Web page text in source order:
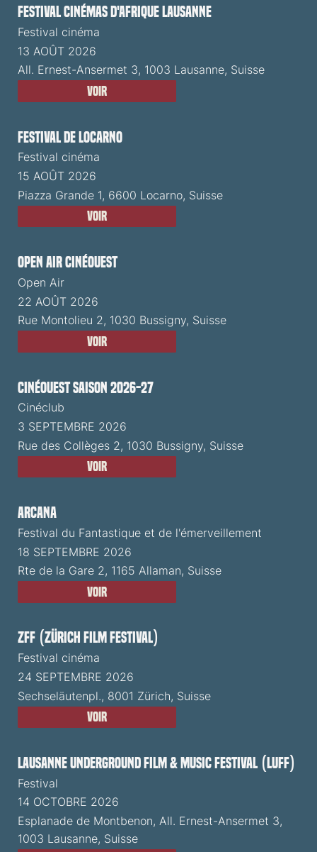
Festival cinémas d'Afrique Lausanne
Festival cinéma
13 AOÛT 2026
All. Ernest-Ansermet 3, 1003 Lausanne, Suisse
Voir
Festival de Locarno
Festival cinéma
15 AOÛT 2026
Piazza Grande 1, 6600 Locarno, Suisse
Voir
Open Air CinéOuest
Open Air
22 AOÛT 2026
Rue Montolieu 2, 1030 Bussigny, Suisse
Voir
CinéOuest Saison 2026-27
Cinéclub
3 SEPTEMBRE 2026
Rue des Collèges 2, 1030 Bussigny, Suisse
Voir
ARCANA
Festival du Fantastique et de l'émerveillement
18 SEPTEMBRE 2026
Rte de la Gare 2, 1165 Allaman, Suisse
Voir
ZFF (Zürich Film Festival)
Festival cinéma
24 SEPTEMBRE 2026
Sechseläutenpl., 8001 Zürich, Suisse
Voir
Lausanne Underground Film & Music Festival (LUFF)
Festival
14 OCTOBRE 2026
Esplanade de Montbenon, All. Ernest-Ansermet 3,
1003 Lausanne, Suisse